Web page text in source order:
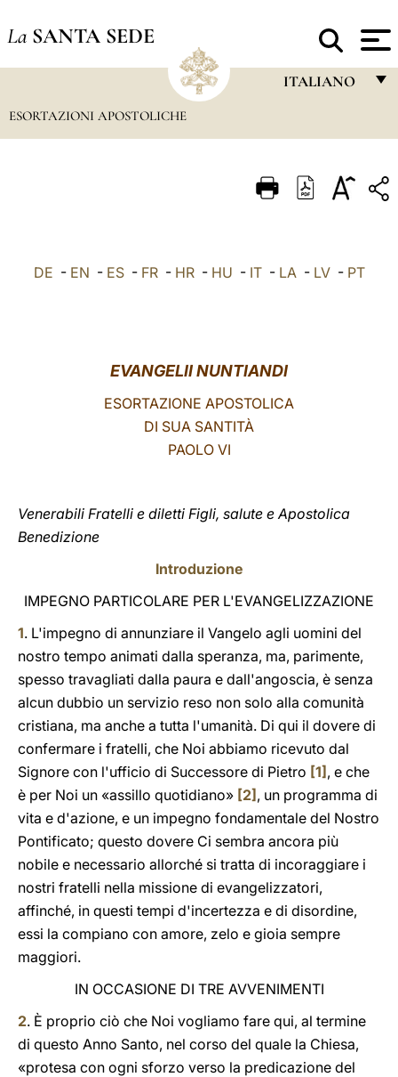
La SANTA SEDE
ITALIANO
ITALIANO
中文
ESORTAZIONI APOSTOLICHE
DE - EN - ES- FR- HR- HU - IT- LA- LV- PT
EVANGELII NUNTIANDI
ESORTAZIONE APOSTOLICA
DI SUA SANTITÀ
PAOLO VI
Venerabili Fratelli e diletti Figli, salute e Apostolica
Benedizione
Introduzione
IMPEGNO PARTICOLARE PER L'EVANGELIZZAZIONE
1. L'impegno di annunziare il Vangelo agli uomini del
nostro tempo animati dalla speranza, ma, parimente,
spesso travagliati dalla paura e dall'angoscia, è senza
alcun dubbio un servizio reso non solo alla comunità
cristiana, ma anche a tutta l'umanità. Di qui il dovere di
confermare i fratelli, che Noi abbiamo ricevuto dal
Signore con l'ufficio di Successore di Pietro [1] , e che
è per Noi un «assillo quotidiano» [2] , un programma di
vita e d'azione, e un impegno fondamentale del Nostro
Pontificato; questo dovere Ci sembra ancora più
nobile e necessario allorché si tratta di incoraggiare i
nostri fratelli nella missione di evangelizzatori,
affinché, in questi tempi d'incertezza e di disordine,
essi la compiano con amore, zelo e gioia sempre
maggiori.
IN OCCASIONE DI TRE AVVENIMENTI
2. È proprio ciò che Noi vogliamo fare qui, al termine
di questo Anno Santo, nel corso del quale la Chiesa,
«protesa con ogni sforzo verso la predicazione del